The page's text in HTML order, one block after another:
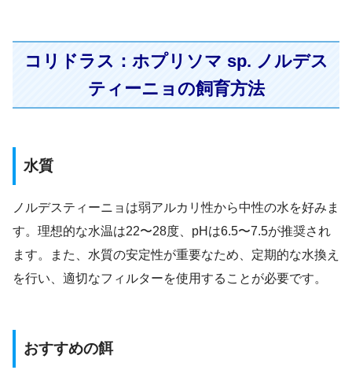
コリドラス：ホプリソマ sp. ノルデス
ティーニョの飼育方法
水質
ノルデスティーニョは弱アルカリ性から中性の水を好みま
す。理想的な水温は22〜28度、pHは6.5〜7.5が推奨され
ます。また、水質の安定性が重要なため、定期的な水換え
を行い、適切なフィルターを使用することが必要です。
おすすめの餌